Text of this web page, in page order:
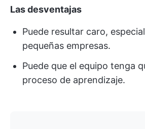
Las desventajas
Puede resultar caro,
pequeñas empresas.
Puede que el equipo tenga
proceso de aprendizaje.